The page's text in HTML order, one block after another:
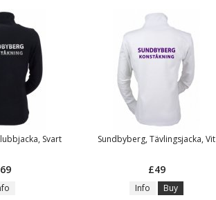
Svart Sundbyberg, Tävlingsjacka, Vit
£49
Info Buy